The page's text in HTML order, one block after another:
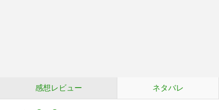
感想レビュー ネタバレ